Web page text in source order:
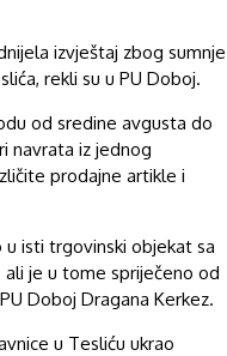
izvještaj zbog sumnje
rekli su u PU Doboj.
od sredine avgusta do
navrata iz jednog
prodajne artikle i
isti trgovinski objekat sa
je u tome spriječeno od
Doboj Dragana Kerkez.
u Tesliću ukrao